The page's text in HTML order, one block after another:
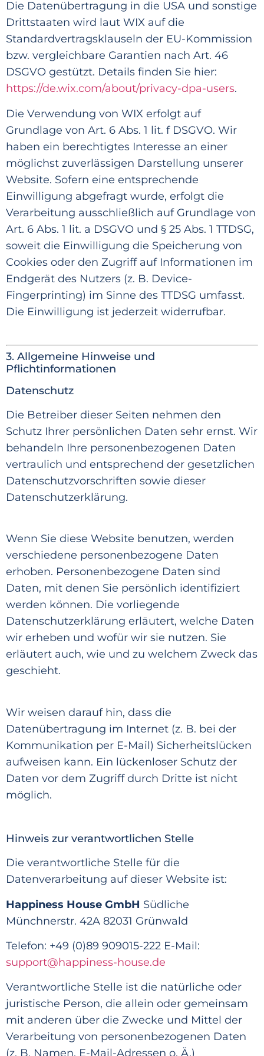
Die Datenübertragung in die USA und sonstige
Drittstaaten wird laut WIX auf die
Standardvertragsklauseln der EU-Kommission
bzw. vergleichbare Garantien nach Art. 46
DSGVO gestützt. Details finden Sie hier:
https://de.wix.com/about/privacy-dpa-users.
Die Verwendung von WIX erfolgt auf
Grundlage von Art. 6 Abs. 1 lit. f DSGVO. Wir
haben ein berechtigtes Interesse an einer
möglichst zuverlässigen Darstellung unserer
Website. Sofern eine entsprechende
Einwilligung abgefragt wurde, erfolgt die
Verarbeitung ausschließlich auf Grundlage von
Art. 6 Abs. 1 lit. a DSGVO und § 25 Abs. 1 TTDSG,
soweit die Einwilligung die Speicherung von
Cookies oder den Zugriff auf Informationen im
Endgerät des Nutzers (z. B. Device-
Fingerprinting) im Sinne des TTDSG umfasst.
Die Einwilligung ist jederzeit widerrufbar.
3. Allgemeine Hinweise und
Pflichtinformationen
Datenschutz
Die Betreiber dieser Seiten nehmen den
Schutz Ihrer persönlichen Daten sehr ernst. Wir
behandeln Ihre personenbezogenen Daten
vertraulich und entsprechend der gesetzlichen
Datenschutzvorschriften sowie dieser
Datenschutzerklärung.
Wenn Sie diese Website benutzen, werden
verschiedene personenbezogene Daten
erhoben. Personenbezogene Daten sind
Daten, mit denen Sie persönlich identifiziert
werden können. Die vorliegende
Datenschutzerklärung erläutert, welche Daten
wir erheben und wofür wir sie nutzen. Sie
erläutert auch, wie und zu welchem Zweck das
geschieht.
Wir weisen darauf hin, dass die
Datenübertragung im Internet (z. B. bei der
Kommunikation per E-Mail) Sicherheitslücken
aufweisen kann. Ein lückenloser Schutz der
Daten vor dem Zugriff durch Dritte ist nicht
möglich.
Hinweis zur verantwortlichen Stelle
Die verantwortliche Stelle für die
Datenverarbeitung auf dieser Website ist:
Happiness House GmbH Südliche
Münchnerstr. 42A 82031 Grünwald
Telefon: +49 (0)89 909015-222 E-Mail:
support@happiness-house.de
Verantwortliche Stelle ist die natürliche oder
juristische Person, die allein oder gemeinsam
mit anderen über die Zwecke und Mittel der
Verarbeitung von personenbezogenen Daten
(z. B. Namen, E-Mail-Adressen o. Ä.)